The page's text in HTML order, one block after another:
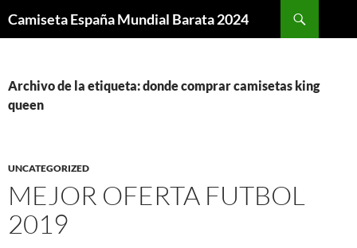
Camiseta España Mundial Barata 2024
Archivo de la etiqueta: donde comprar camisetas king
queen
UNCATEGORIZED
MEJOR OFERTA FUTBOL
2019